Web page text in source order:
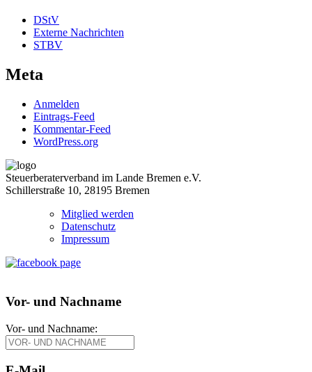
DStV
Externe Nachrichten
STBV
Meta
Anmelden
Eintrags-Feed
Kommentar-Feed
WordPress.org
Steuerberaterverband im Lande Bremen e.V.
Schillerstraße 10, 28195 Bremen
Mitglied werden
Datenschutz
Impressum
Vor- und Nachname
Vor- und Nachname: